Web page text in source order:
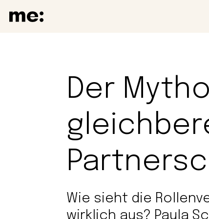
Der
Wie sieht die
wirklich aus? Paula